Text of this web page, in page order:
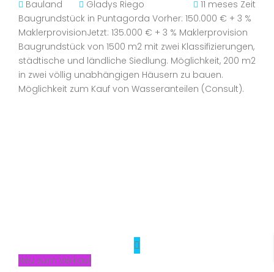
Bauland Gladys Riego
11 meses Zeit
Baugrundstück in Puntagorda Vorher: 150.000 € + 3 %
MaklerprovisionJetzt: 135.000 € + 3 % Maklerprovision
Baugrundstück von 1500 m2 mit zwei Klassifizierungen,
städtische und ländliche Siedlung. Möglichkeit, 200 m2
in zwei völlig unabhängigen Häusern zu bauen.
Möglichkeit zum Kauf von Wasseranteilen (Consult).
Neu zum Verkauf